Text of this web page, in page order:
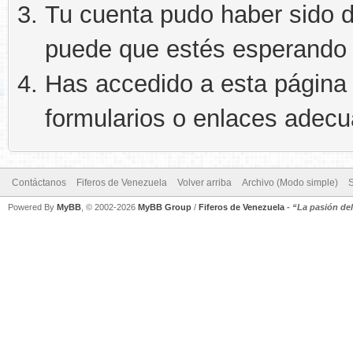
Tu cuenta pudo haber sido
puede que estés
Has accedido a esta
formularios o enlaces
Contáctanos Fiferos de Venezuela Volver arriba Archivo (Modo simple)
Powered By MyBB , © 2002-2026 MyBB Group / Fiferos de Venezuela - “La pasión